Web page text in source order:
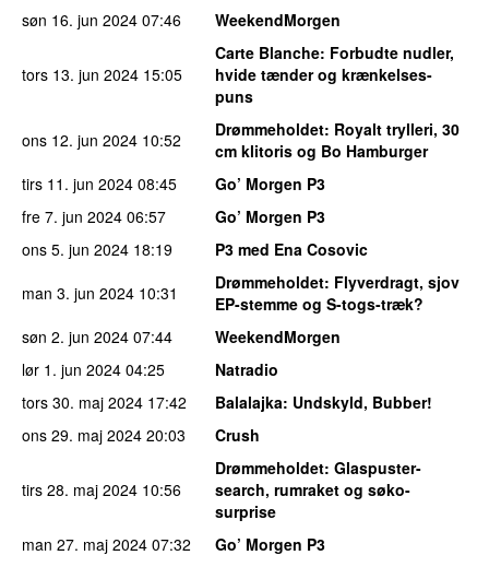
søn 16. jun 2024 07:46 WeekendMorgen
tors 13. jun 2024 15:05
Carte Blanche: Forbudte nudler,
hvide tænder og krænkelses-
puns
ons 12. jun 2024 10:52 Drømmeholdet: Royalt trylleri, 30
cm klitoris og Bo Hamburger
tirs 11. jun 2024 08:45
Go’ Morgen P3
fre 7. jun 2024 06:57
Go’ Morgen P3
ons 5. jun 2024 18:19
P3 med Ena Cosovic
man 3. jun 2024 10:31 Drømmeholdet: Flyverdragt, sjov
EP-stemme og S-togs-træk?
søn 2. jun 2024 07:44
WeekendMorgen
lør 1. jun 2024 04:25
Natradio
tors 30. maj 2024 17:42 Balalajka: Undskyld, Bubber!
ons 29. maj 2024 20:03 Crush
tirs 28. maj 2024 10:56
Drømmeholdet: Glaspuster-
search, rumraket og søko-
surprise
man 27. maj 2024 07:32
Go’ Morgen P3